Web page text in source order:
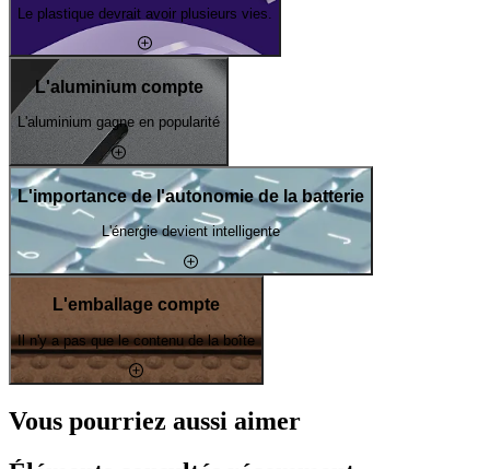
Le plastique devrait avoir plusieurs vies.
L'aluminium compte
L'aluminium gagne en popularité
L'importance de l'autonomie de la batterie
L'énergie devient intelligente
L'emballage compte
Il n'y a pas que le contenu de la boîte
Vous pourriez aussi aimer